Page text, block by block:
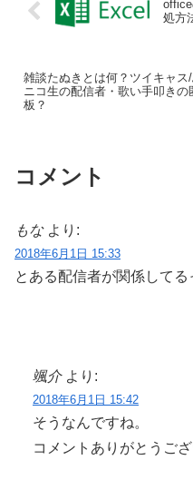
処方
雑談たぬきとは何？ツイキャス
ニコ生の配信者・歌い手叩きの
板？
コメント
もな より:
2018年6月1日 15:33
とある配信者が関係して
颯介 より:
2018年6月1日 15:42
そうなんですね。
コメントありがとうござ